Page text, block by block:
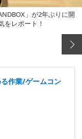
」が2年ぶりに開
をレポート！
作業/ゲームコン